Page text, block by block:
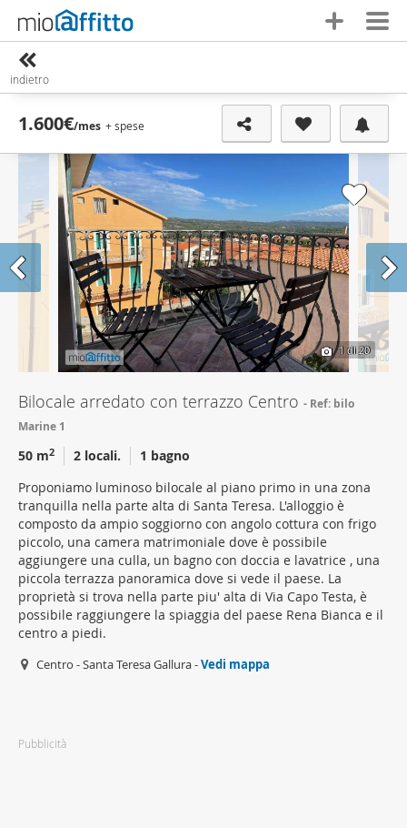
indietro
1.600€/mes + spese
1 di 20
Pubblicità
Bilocale arredato con terrazzo Centro
Ref: bilo
Marine 1
50 m2 2 locali.
1 bagno
Proponiamo luminoso bilocale al piano primo in una zona
tranquilla nella parte alta di Santa Teresa. L'alloggio è
composto da ampio soggiorno con angolo cottura con frigo
piccolo, una camera matrimoniale dove è possibile
aggiungere una culla, un bagno con doccia e lavatrice , una
piccola terrazza panoramica dove si vede il paese. La
proprietà si trova nella parte piu' alta di Via Capo Testa, è
possibile raggiungere la spiaggia del paese Rena Bianca e il
centro a piedi.
Centro - Santa Teresa Gallura -Vedi mappa